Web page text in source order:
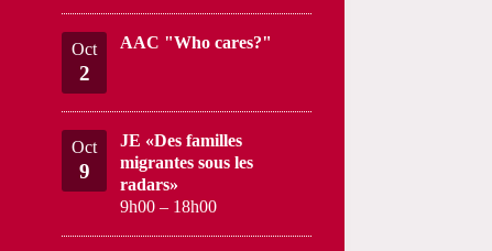
Oct
2
AAC "Who cares?"
Oct
9
JE «Des familles
migrantes sous les
radars»
9h00 – 18h00